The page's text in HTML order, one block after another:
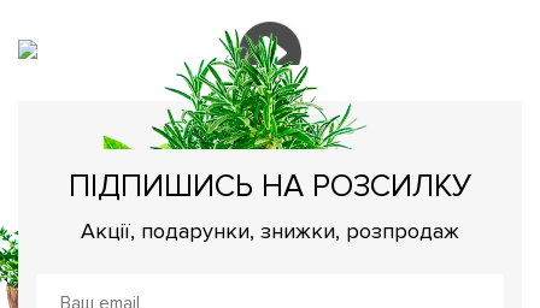
ПІДПИШИСЬ НА РОЗСИЛКУ
Акції, подарунки, знижки, розпродаж